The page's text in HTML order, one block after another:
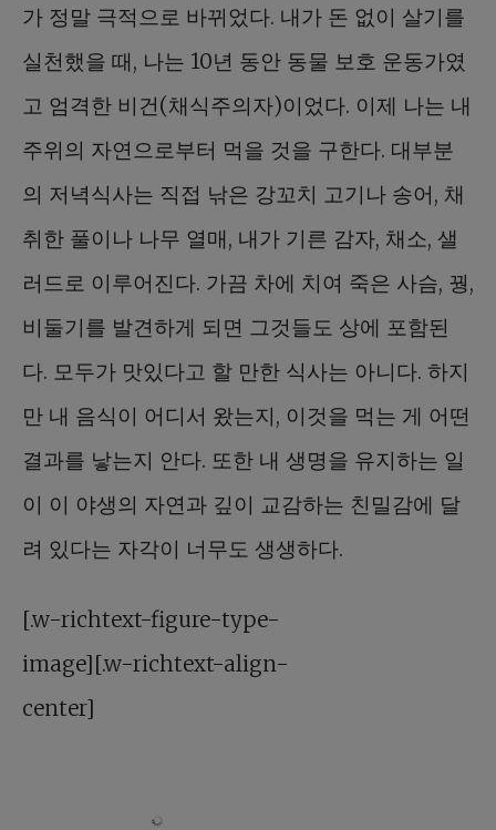
가 정말 극적으로 바뀌었다. 내가 돈 없이 살기를
실천했을 때, 나는 10년 동안 동물 보호 운동가였
고 엄격한 비건(채식주의자)이었다. 이제 나는 내
주위의 자연으로부터 먹을 것을 구한다. 대부분
의 저녁식사는 직접 낚은 강꼬치 고기나 송어, 채
취한 풀이나 나무 열매, 내가 기른 감자, 채소, 샐
러드로 이루어진다. 가끔 차에 치여 죽은 사슴, 꿩,
비둘기를 발견하게 되면 그것들도 상에 포함된
다. 모두가 맛있다고 할 만한 식사는 아니다. 하지
만 내 음식이 어디서 왔는지, 이것을 먹는 게 어떤
결과를 낳는지 안다. 또한 내 생명을 유지하는 일
이 이 야생의 자연과 깊이 교감하는 친밀감에 달
려 있다는 자각이 너무도 생생하다.
[.w-richtext-figure-type-
image][.w-richtext-align-
center]